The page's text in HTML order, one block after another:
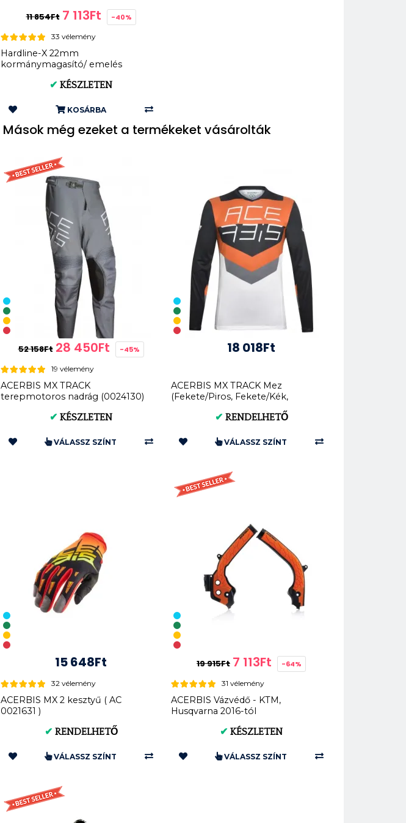
11 854Ft 7 113Ft -40%
33 vélemény
Hardline-X 22mm
kormánymagasító/ emelés
✔ KÉSZLETEN
KOSÁRBA
Mások még ezeket a termékeket vásárolták
52 158Ft 28 450Ft -45%
19 vélemény
ACERBIS MX TRACK
terepmotoros nadrág (0024130)
✔ KÉSZLETEN
VÁLASSZ SZÍNT
18 018Ft
ACERBIS MX TRACK Mez
(Fekete/Piros, Fekete/Kék,
✔ RENDELHETŐ
VÁLASSZ SZÍNT
15 648Ft
32 vélemény
ACERBIS MX 2 kesztyű ( AC
0021631 )
✔ RENDELHETŐ
VÁLASSZ SZÍNT
19 915Ft 7 113Ft -64%
31 vélemény
ACERBIS Vázvédő - KTM,
Husqvarna 2016-tól
✔ KÉSZLETEN
VÁLASSZ SZÍNT